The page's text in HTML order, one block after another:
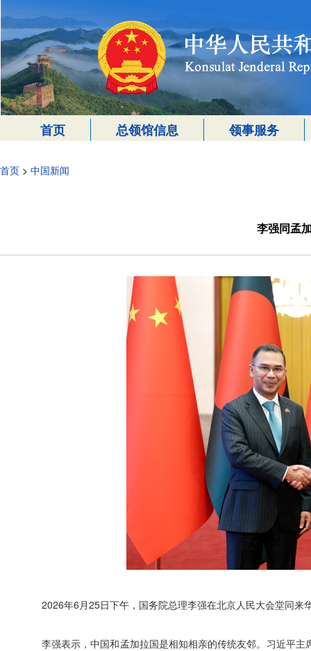
首页 总领馆信息 领事服务
首页 > 中国新闻
李强同孟
2026年6月25日下午，国务院总理李强在北京人民大会堂同
李强表示，中国和孟加拉国是相知相亲的传统友邻。习近平